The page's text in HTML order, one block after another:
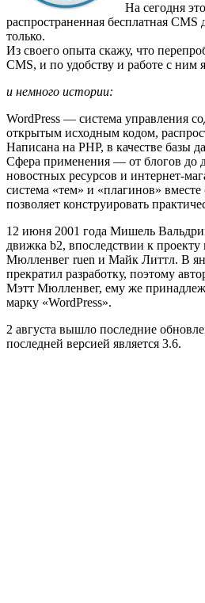
На сегодня
распространенная бесплатная CMS
только.
Из своего опыта скажу, что
CMS, и по удобству и работе с ним
и немного истории:
WordPress — система управления
открытым исходным кодом,
Написана на PHP, в качестве базы
Сфера применения — от блогов до
новостных ресурсов и интернет-
система «тем» и «плагинов» вместе
позволяет конструировать
12 июня 2001 года Мишель
движка b2, впоследствии к
Мюлленвег ruen и Майк Литтл. В
прекратил разработку, поэтому
Мэтт Мюлленвег, ему же
марку «WordPress».
2 августа вышло последние
последней версией является 3.6.